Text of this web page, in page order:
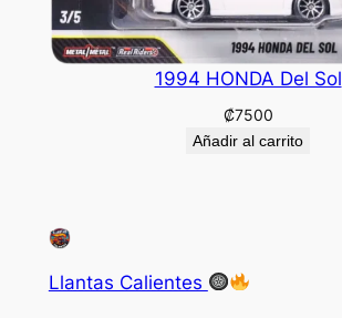
1994 HONDA Del Sol
₡7500
Añadir al carrito
Llantas Calientes